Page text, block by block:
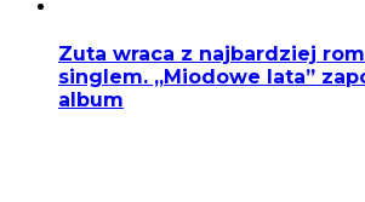
Zuta wraca z najbardziej
singlem. „Miodowe lata”
album